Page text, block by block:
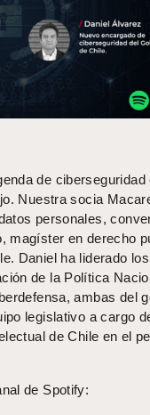
de ciberseguridad
Nuestra socia
personales,
magíster en derecho
Daniel ha liderado los
de la Política
ambas del
legislativo a cargo
de Chile en el
de Spotify: